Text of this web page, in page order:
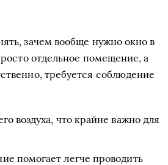
зачем вообще нужно окно в
отдельное помещение, а
требуется соблюдение
воздуха, что крайне важно для
помогает легче проводить